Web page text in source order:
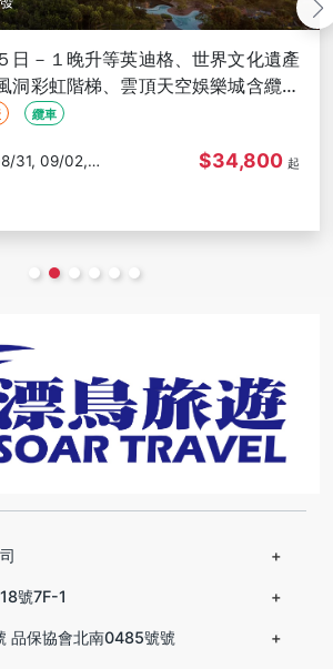
華５日｜全程五星 × 海上花瓣別墅 × 世
塔旋轉餐廳下午茶 X 米其林推薦美食
住宿 渡假村
$33,800
號7F-1
品保協會北南0485號號